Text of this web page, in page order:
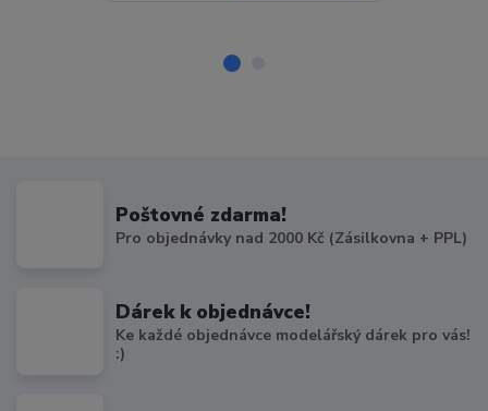
Poštovné zdarma!
Pro objednávky nad 2000 Kč (Zásilkovna + PPL)
Dárek k objednávce!
Ke každé objednávce modelářský dárek pro vás!
:)